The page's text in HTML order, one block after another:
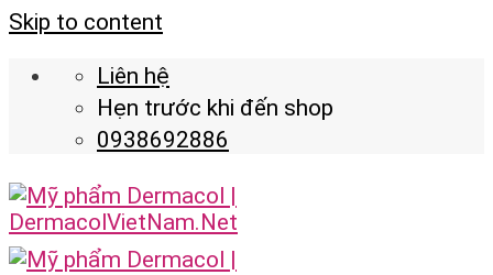
Skip to content
Liên hệ
Hẹn trước khi đến shop
0938692886